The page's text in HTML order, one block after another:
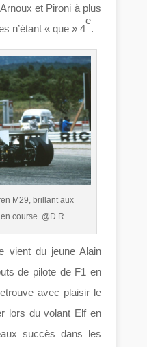
et Pironi à plus
n’étant « que » 4
e
.
M29, brillant aux
course. @D.R.
vient du jeune Alain
de pilote de F1 en
avec plaisir le
lors du volant Elf en
succès dans les